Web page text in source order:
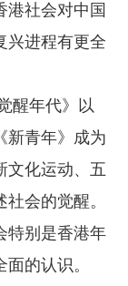
港社会对中国
兴进程有更全
醒年代》以
新青年》成为
文化运动、五
会的觉醒。
特别是香港年
的认识。